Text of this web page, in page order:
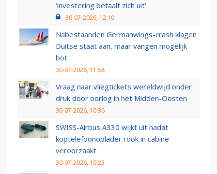
‘investering betaalt zich uit’
30-07-2026, 12:10
Nabestaanden Germanwings-crash klagen
Duitse staat aan, maar vangen mogelijk
bot
30-07-2026, 11:58
Vraag naar vliegtickets wereldwijd onder
druk door oorlog in het Midden-Oosten
30-07-2026, 10:36
SWISS-Airbus A330 wijkt uit nadat
koptelefoonoplader rook in cabine
veroorzaakt
30-07-2026, 10:23